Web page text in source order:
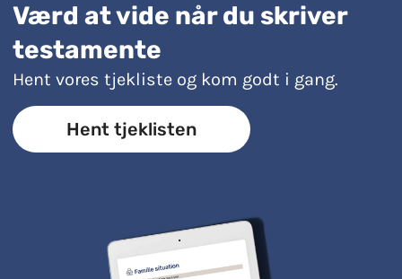
Værd at vide når du skriver
testamente
Hent vores tjekliste og kom godt i gang.
Hent tjeklisten